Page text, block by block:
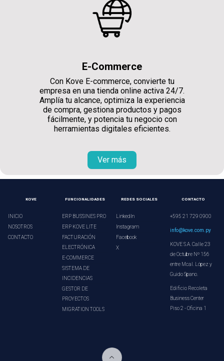
E-Commerce
Con Kove E-commerce, convierte tu
empresa en una tienda online activa 24/7.
Amplía tu alcance, optimiza la experiencia
de compra, gestiona productos y pagos
fácilmente, y potencia tu negocio con
herramientas digitales eficientes.
Ver más
KOVE
INICIO
NOSOTROS
CONTACTO
FUNCIONALIDADES
ERP BUSSINES PRO
ERP KOVE LITE
FACTURACIÓN
ELECTRÓNICA
E-COMMERCE
SISTEMA DE
INCIDENCIAS
GESTOR DE
PROYECTOS
MIGRATION TOOLS
REDES SOCIALES
LinkedIn
Instagram
Facebook
X
CONTACTO
+595 21 729 0900
info@kove.com.py
KOVE S.A. Calle 23
de Octubre Nº 156
entre Mcal. López y
Guido Spano.
Edificio Recoleta
Business Center
Piso 2 - Oficina 1